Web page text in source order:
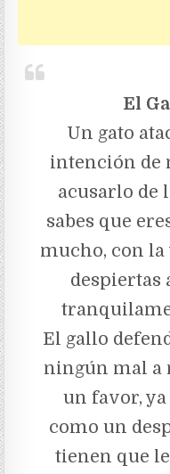
El
Un gato
intención de
acusarlo de
sabes que
mucho, con la
despiertas
El gallo
ningún mal a
un favor,
como un
tienen que